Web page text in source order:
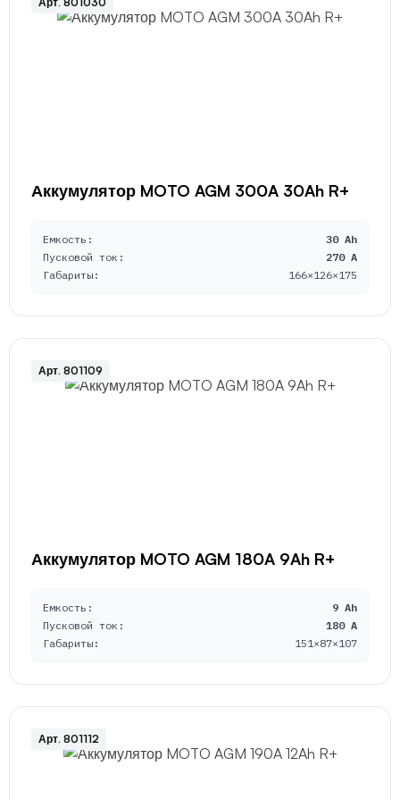
Аккумулятор MOTO AGM 300A 30Ah R+
Емкость:
30 Ah
Пусковой ток:
270 A
Габариты:
166×126×175
Арт. 801109
Аккумулятор MOTO AGM 180A 9Ah R+
Емкость:
9 Ah
Пусковой ток:
180 A
Габариты:
151×87×107
Арт. 801112